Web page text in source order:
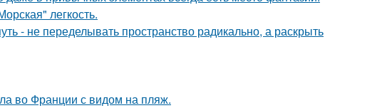
легкость.
- не переделывать пространство радикально, а раскрыть
во Франции с видом на пляж.